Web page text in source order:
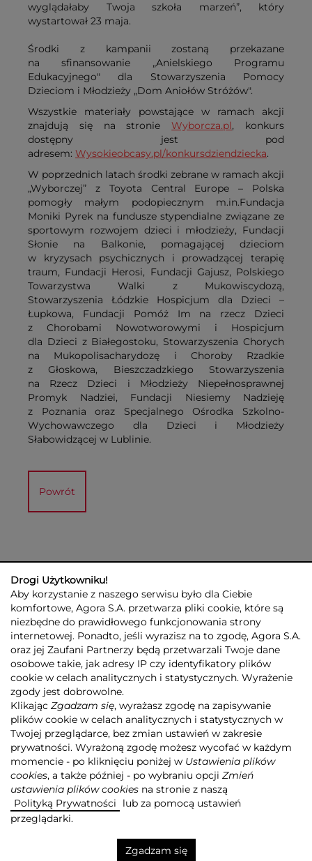
wyglądałaby Twoja szkoła marzeń”, który
wystartował 23 maja.
Środki z kampanii zostaną przekazane
na sfinansowanie „Anielskiego Programu
Edukacyjnego" dla Stowarzyszenia Pomocy
Dzieciom i Młodzieży „Dom Aniołów Stróżów".
Wszystkie materiały powstające w ramach akcji
znajdują się na stronieWyborcza.pl, konkurs
dostępny jest pod
adresem: Wysokieobcasy.pl/konkursdziendziecka.
W poprzednich latach środki zebrane w ramach akcji
„Wyborczej” z Toyota Central Europe – Polska
pomogły małym podopiecznym m.in.Fundacja
Moniki Pyrek na fundusze stypendialne związane ze
sportowym rozwojem dzieci i młodzieży, Fundacji
Słonie na Balkonie, pomagającej dzieciom
w kryzysach psychicznych i prowadzącej terapię
traum, Fundacji Herosi, Fundacji Gajusz, Polskiego
Towarzystwa Walki z Mukowiscydozą,
Stowarzyszenia Łódzkie Hospicjum dla Dzieci –
Łupkowa, Fundacji Pomóż Im na rzecz Dzieci
z Chorobami Nowotworowymi i Hospicjum
dla Dzieci z Białegostoku, Stowarzyszenia Chorych
na Mukopolisacharydozę i Choroby Rzadkie
z Głoskowa, Bieszczadzkiego Stowarzyszenia
na Rzecz Dzieci i Młodzieży Niepełnosprawnej
Promyk Nadziei, Fundacji Niesiemy Nadzieję
z Poznania oraz Specjalnego Ośrodka Szkolno-
Wychowawczego dla Dzieci i Młodzieży
Słabowidzącej w Lublinie.
Powrót
GRUPA AGORA DLA INWESTORÓW DLA MEDIÓW
REKLAMA
ESG
KONTAKT
© 2026 Copyright AGORA SA
POLITYKA PRYWATNOŚCI AGORA S.A.
POLITYKA PRYWATNOŚCI SERWISU AGORA.PL
POLITYKA TRANSPARENTNOŚCI
ZASTRZEŻENIE PRAWNOAUTORSKIE
INFORMACJE O USŁUGACH MEDIALNYCH
MAPA SERWISU RSS
Realizacja
Drogi Użytkowniku!
Aby korzystanie z naszego serwisu było dla Ciebie
komfortowe, Agora S.A. przetwarza pliki cookie, które są
niezbędne do prawidłowego funkcjonowania strony
internetowej. Ponadto, jeśli wyrazisz na to zgodę, Agora S.A.
oraz jej Zaufani Partnerzy będą przetwarzali Twoje dane
osobowe takie, jak adresy IP czy identyfikatory plików
cookie w celach analitycznych i statystycznych. Wyrażenie
zgody jest dobrowolne.
Klikając Zgadzam się, wyrażasz zgodę na zapisywanie
plików cookie w celach analitycznych i statystycznych w
Twojej przeglądarce, bez zmian ustawień w zakresie
prywatności. Wyrażoną zgodę możesz wycofać w każdym
momencie - po kliknięciu poniżej w Ustawienia plików
cookies, a także później - po wybraniu opcji Zmień
ustawienia plików cookies na stronie z naszą
Polityką Prywatności
lub za pomocą ustawień
przeglądarki.
Zgadzam się